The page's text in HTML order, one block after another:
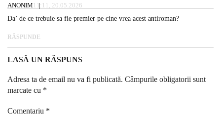
ANONIM 11:11, 20.05.2026
Da’ de ce trebuie sa fie premier pe cine vrea acest antiroman?
RĂSPUNDE
LASĂ UN RĂSPUNS
Adresa ta de email nu va fi publicată. Câmpurile obligatorii sunt
marcate cu *
Comentariu *